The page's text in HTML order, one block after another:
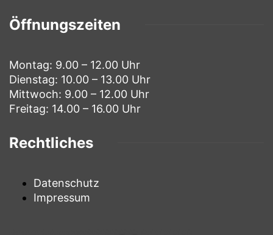
Öffnungszeiten
Montag: 9.00 – 12.00 Uhr
Dienstag: 10.00 – 13.00 Uhr
Mittwoch: 9.00 – 12.00 Uhr
Freitag: 14.00 – 16.00 Uhr
Rechtliches
Datenschutz
Impressum